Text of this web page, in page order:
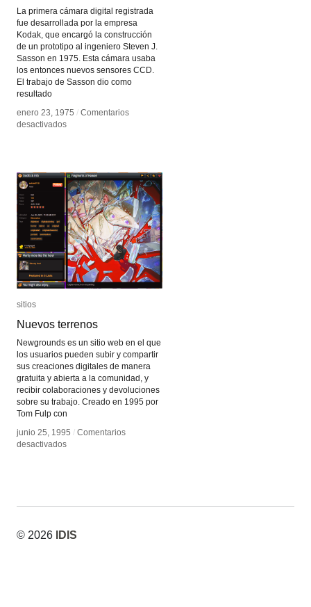
La primera cámara digital registrada
fue desarrollada por la empresa
Kodak, que encargó la construcción
de un prototipo al ingeniero Steven J.
Sasson en 1975. Esta cámara usaba
los entonces nuevos sensores CCD.
El trabajo de Sasson dio como
resultado
enero 23, 1975 / Comentarios
desactivadosen
digital
enero 23, 1975 / Comentarios
desactivadosen
digital
sitios
Nuevos terrenos
Newgrounds es un sitio web en el que
los usuarios pueden subir y compartir
sus creaciones digitales de manera
gratuita y abierta a la comunidad, y
recibir colaboraciones y devoluciones
sobre su trabajo. Creado en 1995 por
Tom Fulp con
junio 25, 1995 / Comentarios
desactivadosen
sitios
Nuevos terrenos
junio 25, 1995 / Comentarios
desactivadosen
© 2026 IDIS